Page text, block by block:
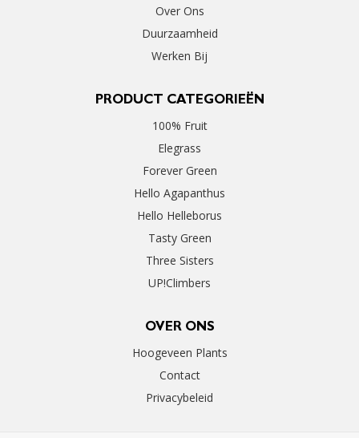
Over Ons
Duurzaamheid
Werken Bij
PRODUCT CATEGORIEËN
100% Fruit
Elegrass
Forever Green
Hello Agapanthus
Hello Helleborus
Tasty Green
Three Sisters
UP!Climbers
OVER ONS
Hoogeveen Plants
Contact
Privacybeleid